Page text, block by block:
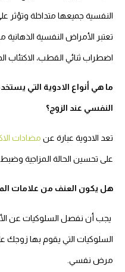
النفسية جميعها متداخلة
تعتبر الأمراض النفسية
اضطراب ثنائي القطب، الاكتئاب
ما هي أنواع الادوية التي
النفسي عند الزوج؟
تعد الادوية عبارة عن مضادات
على تحسين الحالة المزاجية
هل يكون العنف من علامات
يجب أن نفصل السلوكيات عن
السلوكيات التي يقوم بها
مرض نفسي.